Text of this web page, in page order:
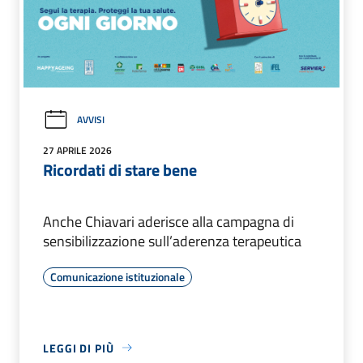
AVVISI
27 APRILE 2026
Ricordati di stare bene
Anche Chiavari aderisce alla campagna di
sensibilizzazione sull’aderenza terapeutica
Comunicazione istituzionale
LEGGI DI PIÙ